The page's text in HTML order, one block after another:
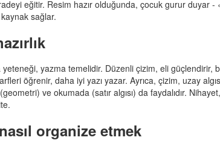
eğitir. Resim hazır olduğunda, çocuk gurur duyar
sağlar.
yazma temelidir. Düzenli çizim, eli güçlendirir,
öğrenir, daha iyi yazı yazar. Ayrıca, çizim, uzay
ve okumada (satır algısı) da faydalıdır.
organize etmek